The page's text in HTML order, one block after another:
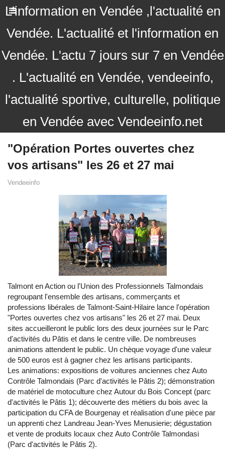
L'information en Vendée ,l'actualité en
Vendée. L'actualité et l'information en
Vendée. L'actu 7 jours sur 7 en Vendée
. L'actualité en Vendée, vendeeinfo,
l'actualité sportive, culturelle, politique
en Vendée avec Vendeeinfo.net
"Opération Portes ouvertes chez
vos artisans" les 26 et 27 mai
Vendeeinfo
Talmont en Action ou l'Union des Professionnels Talmondais
regroupant l'ensemble des artisans, commerçants et
professions libérales de Talmont-Saint-Hilaire lance l'opération
"Portes ouvertes chez vos artisans" les 26 et 27 mai. Deux
sites accueilleront le public lors des deux journées sur le Parc
d'activités du Pâtis et dans le centre ville. De nombreuses
animations attendent le public. Un chèque voyage d'une valeur
de 500 euros est à gagner chez les artisans participants.
Les animations: expositions de voitures anciennes chez Auto
Contrôle Talmondais (Parc d'activités le Pâtis 2); démonstration
de matériel de motoculture chez Autour du Bois Concept (parc
d'activités le Pâtis 1); découverte des métiers du bois avec la
participation du CFA de Bourgenay et réalisation d'une pièce par
un apprenti chez Landreau Jean-Yves Menusierie; dégustation
et vente de produits locaux chez Auto Contrôle Talmondasi
(Parc d'activités le Pâtis 2).